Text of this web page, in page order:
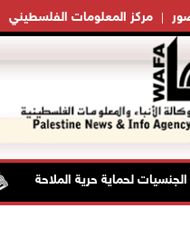
مركز المعلومات الفلسطيني
لحماية حرية الملاحة